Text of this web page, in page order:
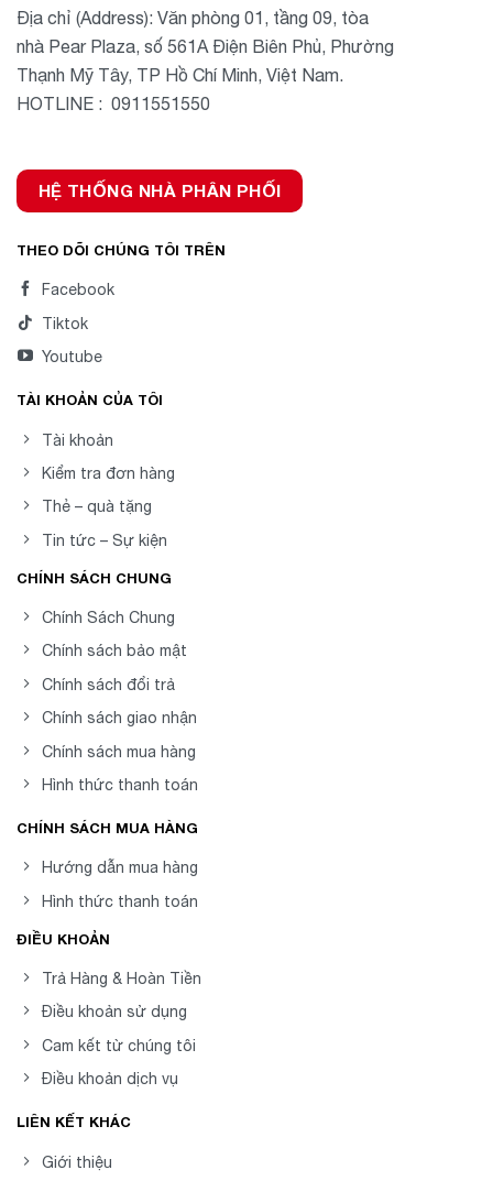
Địa chỉ (Address): Văn phòng 01, tầng 09, tòa
nhà Pear Plaza, số 561A Điện Biên Phủ, Phường
Thạnh Mỹ Tây, TP Hồ Chí Minh, Việt Nam.
HOTLINE : 0911551550
HỆ THỐNG NHÀ PHÂN PHỐI
THEO DÕI CHÚNG TÔI TRÊN
Facebook
Tiktok
Youtube
TÀI KHOẢN CỦA TÔI
Tài khoản
Kiểm tra đơn hàng
Thẻ – quà tặng
Tin tức – Sự kiện
CHÍNH SÁCH CHUNG
Chính Sách Chung
Chính sách bảo mật
Chính sách đổi trả
Chính sách giao nhận
Chính sách mua hàng
Hình thức thanh toán
CHÍNH SÁCH MUA HÀNG
Hướng dẫn mua hàng
Hình thức thanh toán
ĐIỀU KHOẢN
Trả Hàng & Hoàn Tiền
Điều khoản sử dụng
Cam kết từ chúng tôi
Điều khoản dịch vụ
LIÊN KẾT KHÁC
Giới thiệu